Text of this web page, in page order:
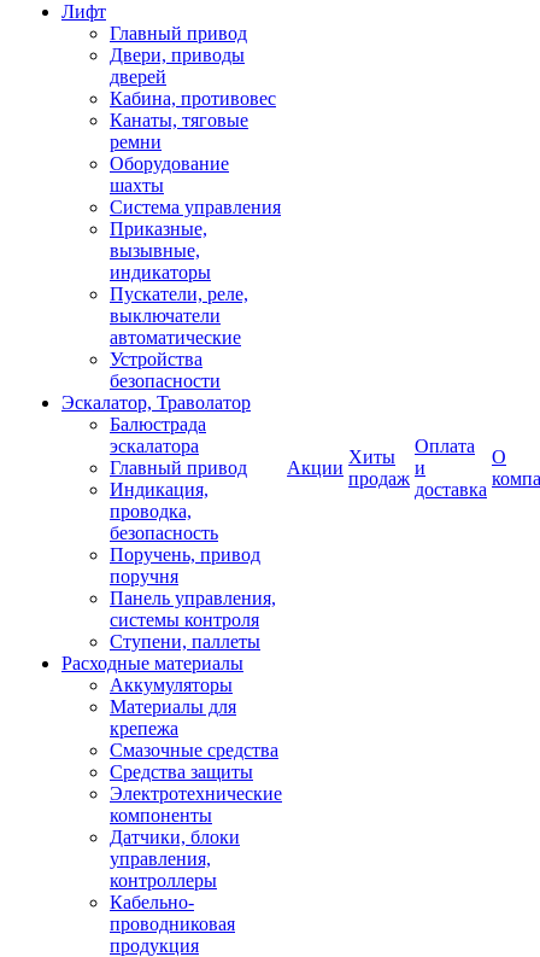
Лифт
Главный привод
Двери, приводы
дверей
Кабина, противовес
Канаты, тяговые
ремни
Оборудование
шахты
Система управления
Приказные,
вызывные,
индикаторы
Пускатели, реле,
выключатели
автоматические
Устройства
безопасности
Эскалатор, Траволатор
Балюстрада
эскалатора
Главный привод
Индикация,
проводка,
безопасность
Поручень, привод
поручня
Панель управления,
системы контроля
Ступени, паллеты
Расходные материалы
Аккумуляторы
Материалы для
крепежа
Смазочные средства
Средства защиты
Электротехнические
компоненты
Датчики, блоки
управления,
контроллеры
Кабельно-
проводниковая
продукция
Акции
Хиты
продаж
Оплата
и
доставка
О